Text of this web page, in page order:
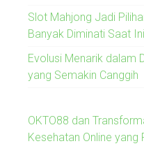
Slot Mahjong Jadi
Banyak Diminati Saat Ini
Evolusi Menarik dalam
yang Semakin Canggih
OKTO88 dan
Kesehatan Online yang